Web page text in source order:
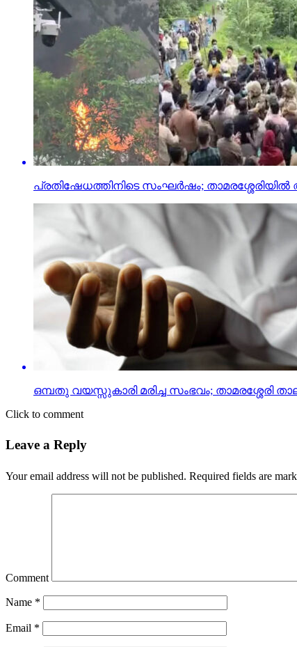
പ്രതിഷേധത്തിനിടെ സംഘര്‍ഷം;
ഒമ്പതു വയസ്സുകാരി മരിച്ച സംഭവം;
Click to comment
Leave a Reply
Your email address will not be published. Required fields are
Comment
Name *
Email *